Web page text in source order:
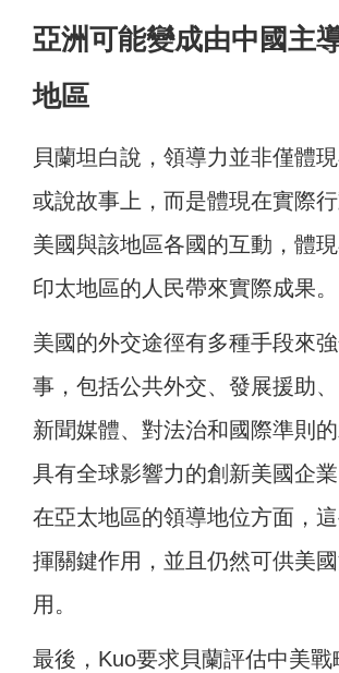
亞洲可能變成由中國主
地區
貝蘭坦白說，領導力並非僅體
或說故事上，而是體現在實際
美國與該地區各國的互動，體
印太地區的人民帶來實際成果。
美國的外交途徑有多種手段來
事，包括公共外交、發展援助
新聞媒體、對法治和國際準則
具有全球影響力的創新美國企
在亞太地區的領導地位方面，
揮關鍵作用，並且仍然可供美
用。
最後，Kuo要求貝蘭評估中美戰